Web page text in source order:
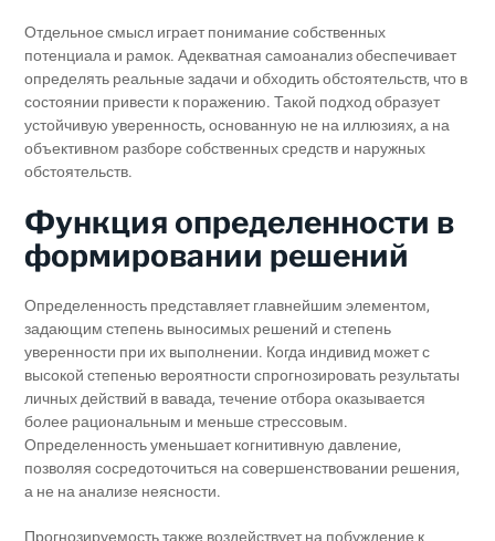
Отдельное смысл играет понимание собственных
потенциала и рамок. Адекватная самоанализ обеспечивает
определять реальные задачи и обходить обстоятельств, что в
состоянии привести к поражению. Такой подход образует
устойчивую уверенность, основанную не на иллюзиях, а на
объективном разборе собственных средств и наружных
обстоятельств.
Функция определенности в
формировании решений
Определенность представляет главнейшим элементом,
задающим степень выносимых решений и степень
уверенности при их выполнении. Когда индивид может с
высокой степенью вероятности спрогнозировать результаты
личных действий в вавада, течение отбора оказывается
более рациональным и меньше стрессовым.
Определенность уменьшает когнитивную давление,
позволяя сосредоточиться на совершенствовании решения,
а не на анализе неясности.